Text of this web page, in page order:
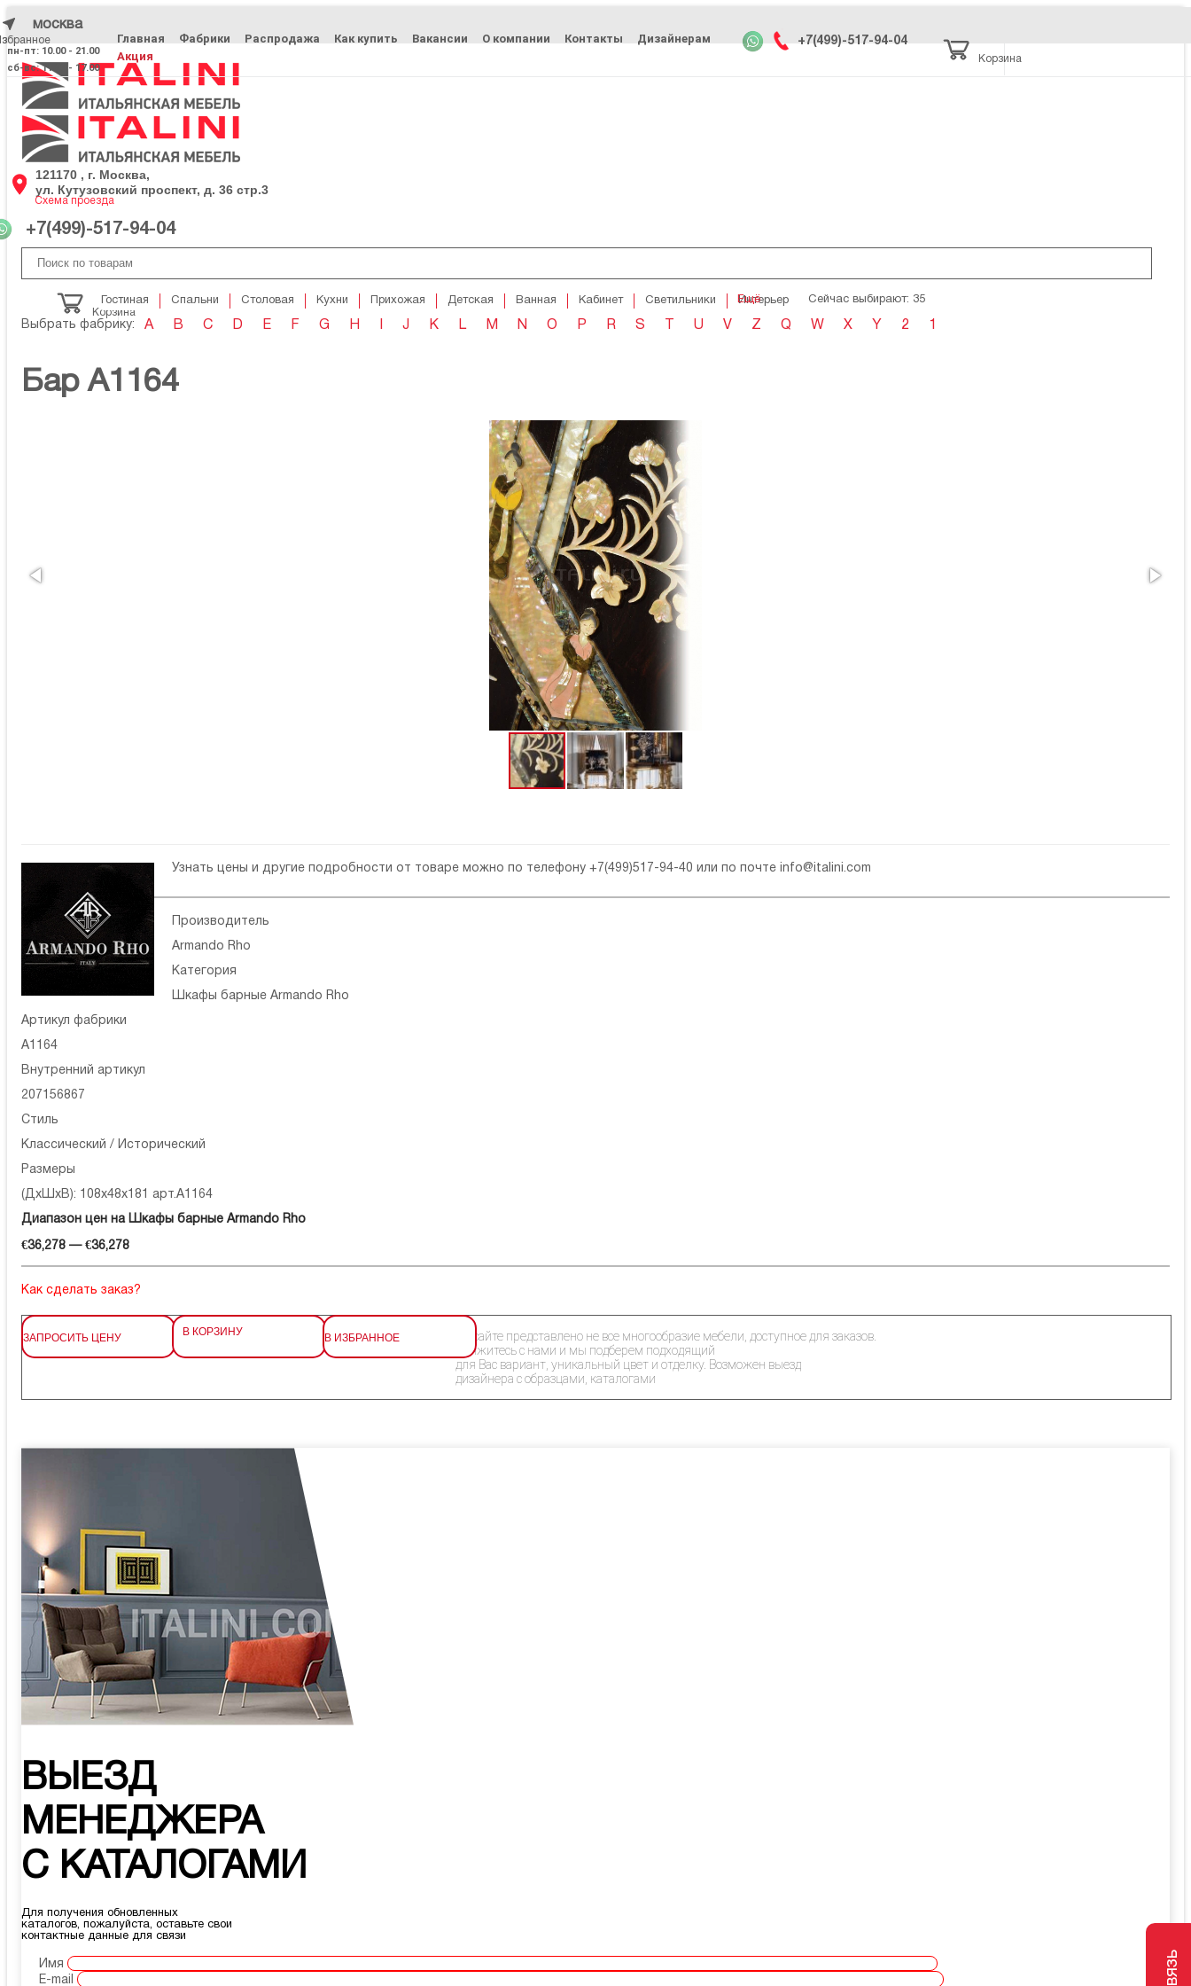
москва
пн-пт: 10.00 - 21.00
сб-вс: 11.00 - 17.00
Главная Фабрики Распродажа Как купить Вакансии О компании Контакты
Дизайнерам
Акция
+7(499)-517-94-04
Корзина
121170 , г. Москва,
ул. Кутузовский проспект, д. 36 стр.3
Схема проезда
+7(499)-517-94-04
Корзина
Ещё
Гостиная Спальни Столовая Кухни Прихожая Детская Ванная Кабинет Светильники Интерьер Сейчас выбирают: 35
Выбрать фабрику: A B C D E F G H J K L M N O P R S U V Z Q W X Y 2 1
Бар A1164
Узнать цены и другие подробности от товаре можно по телефону +7(499)517-94-40 или по почте info@italini.com
Производитель
Armando Rho
Категория
Шкафы барные Armando Rho
Артикул фабрики
A1164
Внутренний артикул
207156867
Стиль
Классический / Исторический
Размеры
(ДхШхВ): 108x48x181 арт.A1164
Диапазон цен на Шкафы барные Armando Rho
€36,278 — €36,278
Как сделать заказ?
ЗАПРОСИТЬ ЦЕНУ В КОРЗИНУ В ИЗБРАННОЕ
На сайте представлено не все многообразие мебели, доступное для заказов.
Свяжитесь с нами и мы подберем подходящий
для Вас вариант, уникальный цвет и отделку. Возможен выезд
дизайнера с образцами, каталогами
ВЫЕЗД
МЕНЕДЖЕРА
С КАТАЛОГАМИ
Для получения обновленных
каталогов, пожалуйста, оставьте свои
контактные данные для связи
Имя
E-mail